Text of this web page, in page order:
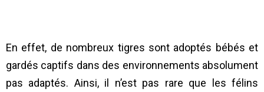
En effet, de nombreux tigres sont adoptés bébés et
gardés captifs dans des environnements absolument
pas adaptés. Ainsi, il n’est pas rare que les félins